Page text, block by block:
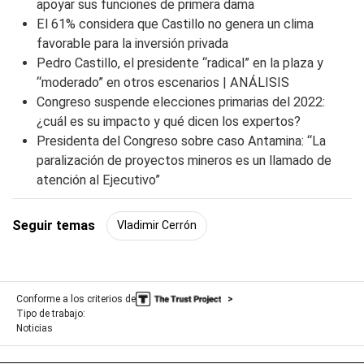
apoyar sus funciones de primera dama
El 61% considera que Castillo no genera un clima
favorable para la inversión privada
Pedro Castillo, el presidente “radical” en la plaza y
“moderado” en otros escenarios | ANÁLISIS
Congreso suspende elecciones primarias del 2022:
¿cuál es su impacto y qué dicen los expertos?
Presidenta del Congreso sobre caso Antamina: “La
paralización de proyectos mineros es un llamado de
atención al Ejecutivo”
Seguir temas Vladimir Cerrón
Conforme a los criterios de
Tipo de trabajo:
Noticias